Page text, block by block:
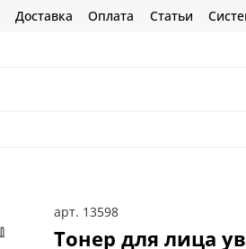
Доставка Оплата Статьи
арт. 13598
Тонер для лица